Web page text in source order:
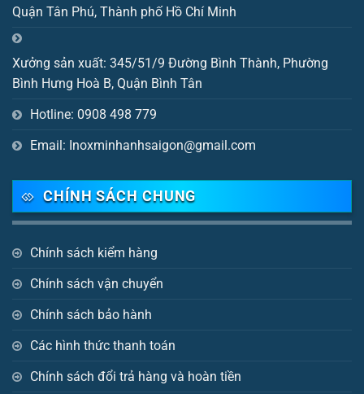
Quận Tân Phú, Thành phố Hồ Chí Minh
Xưởng sản xuất: 345/51/9 Đường Bình Thành, Phường
Bình Hưng Hoà B, Quận Bình Tân
Hotline: 0908 498 779
Email: Inoxminhanhsaigon@gmail.com
CHÍNH SÁCH CHUNG
Chính sách kiểm hàng
Chính sách vận chuyển
Chính sách bảo hành
Các hình thức thanh toán
Chính sách đổi trả hàng và hoàn tiền